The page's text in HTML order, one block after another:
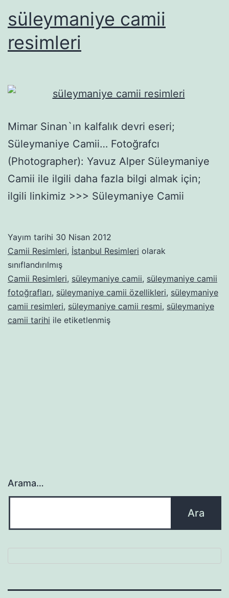
süleymaniye camii
resimleri
Mimar Sinan`ın kalfalık devri eseri;
Süleymaniye Camii… Fotoğrafcı
(Photographer): Yavuz Alper Süleymaniye
Camii ile ilgili daha fazla bilgi almak için;
ilgili linkimiz >>> Süleymaniye Camii
Yayım tarihi 30 Nisan 2012
Camii Resimleri, İstanbul Resimleri olarak
sınıflandırılmış
Camii Resimleri, süleymaniye camii, süleymaniye camii
fotoğrafları, süleymaniye camii özellikleri, süleymaniye
camii resimleri, süleymaniye camii resmi, süleymaniye
camii tarihi ile etiketlenmiş
Arama…